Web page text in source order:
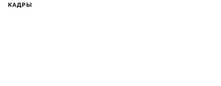
КАДРЫ